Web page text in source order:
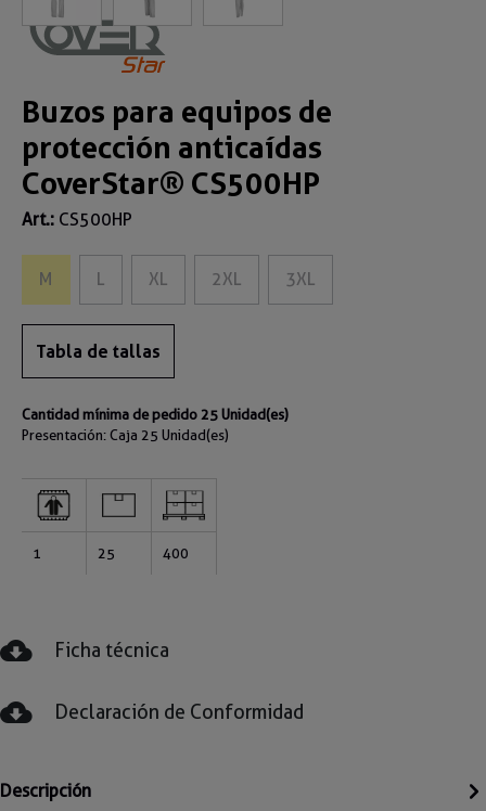
Buzos para equipos de
protección anticaídas
CoverStar® CS500HP
Art.: CS500HP
M L XL 2XL 3XL
Tabla de tallas
Cantidad mínima de pedido 25 Unidad(es)
Presentación: Caja 25 Unidad(es)
1 25 400
Ficha técnica
Declaración de Conformidad
Descripción